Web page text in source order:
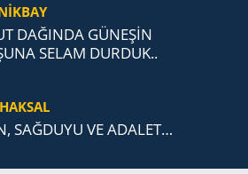
DAĞINDA GÜNEŞİN
SELAM DURDUK..
SAĞ­DU­YU VE ADA­LET…